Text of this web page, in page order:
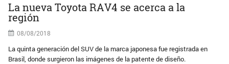
La nueva Toyota RAV4 se acerca a la
región
08/08/2018
La quinta generación del SUV de la marca japonesa fue registrada en
Brasil, donde surgieron las imágenes de la patente de diseño.